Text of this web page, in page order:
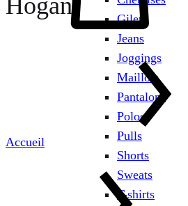
Gilets
Jeans
Joggings
Maillots
Pantalons
Polos
Pulls
Shorts
Sweats
T-shirts
Hogan
Accueil